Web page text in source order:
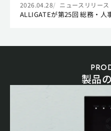
2026.04.28 ニュースリリース
ALLIGATEが第25回 総務・人
製品